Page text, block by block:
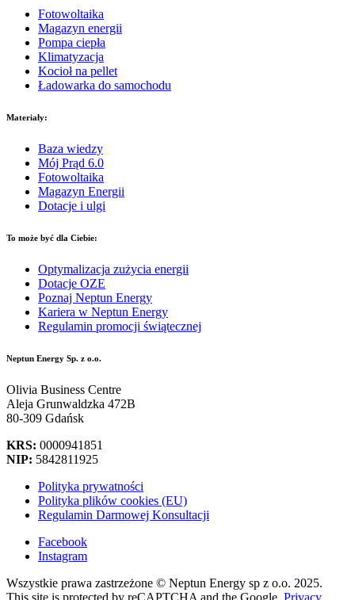
Fotowoltaika
Magazyn energii
Pompa ciepła
Klimatyzacja
Kocioł na pellet
Ładowarka do samochodu
Materiały:
Baza wiedzy
Mój Prąd 6.0
Fotowoltaika
Magazyn Energii
Dotacje i ulgi
To może być dla Ciebie:
Optymalizacja zużycia energii
Dotacje OZE
Poznaj Neptun Energy
Kariera w Neptun Energy
Regulamin promocji świątecznej
Neptun Energy Sp. z o.o.
Olivia Business Centre
Aleja Grunwaldzka 472B
80-309 Gdańsk
KRS: 0000941851
NIP: 5842811925
Polityka prywatności
Polityka plików cookies (EU)
Regulamin Darmowej Konsultacji
Facebook
Instagram
Wszystkie prawa zastrzeżone © Neptun Energy sp z o.o. 2025.
This site is protected by reCAPTCHA and the Google. Privacy